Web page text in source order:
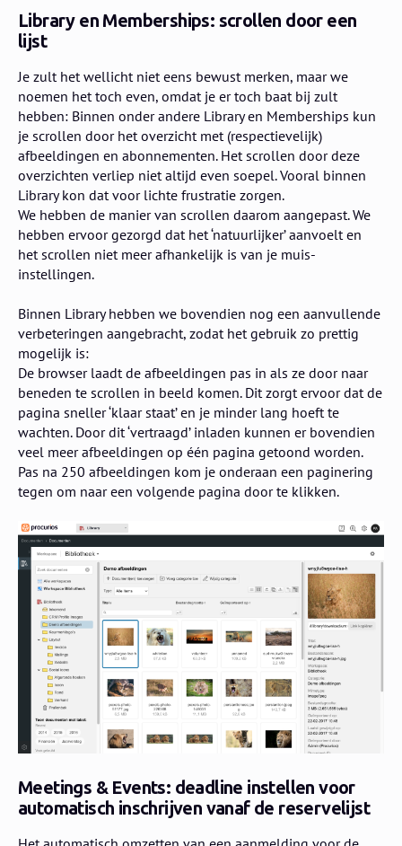
Library en Memberships: scrollen door een
lijst
Je zult het wellicht niet eens bewust merken, maar we
noemen het toch even, omdat je er toch baat bij zult
hebben: Binnen onder andere Library en Memberships kun
je scrollen door het overzicht met (respectievelijk)
afbeeldingen en abonnementen. Het scrollen door deze
overzichten verliep niet altijd even soepel. Vooral binnen
Library kon dat voor lichte frustratie zorgen.
We hebben de manier van scrollen daarom aangepast. We
hebben ervoor gezorgd dat het ‘natuurlijker’ aanvoelt en
het scrollen niet meer afhankelijk is van je muis-
instellingen.
Binnen Library hebben we bovendien nog een aanvullende
verbeteringen aangebracht, zodat het gebruik zo prettig
mogelijk is:
De browser laadt de afbeeldingen pas in als ze door naar
beneden te scrollen in beeld komen. Dit zorgt ervoor dat de
pagina sneller ‘klaar staat’ en je minder lang hoeft te
wachten. Door dit ‘vertraagd’ inladen kunnen er bovendien
veel meer afbeeldingen op één pagina getoond worden.
Pas na 250 afbeeldingen kom je onderaan een paginering
tegen om naar een volgende pagina door te klikken.
Meetings & Events: deadline instellen voor
automatisch inschrijven vanaf de reservelijst